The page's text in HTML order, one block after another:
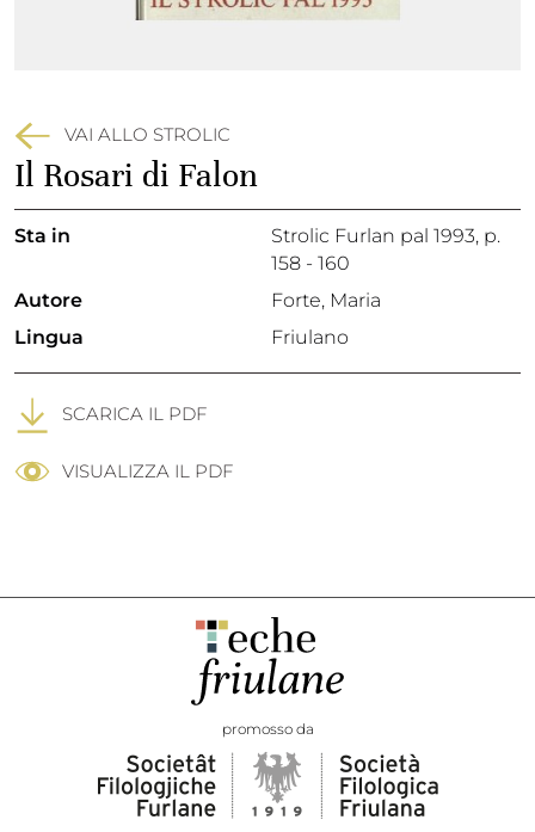
VAI ALLO STROLIC
Il Rosari di Falon
Sta in Strolic Furlan pal 1993, p.
158 - 160
Autore
Forte, Maria
Lingua
Friulano
SCARICA IL PDF
VISUALIZZA IL PDF
promosso da